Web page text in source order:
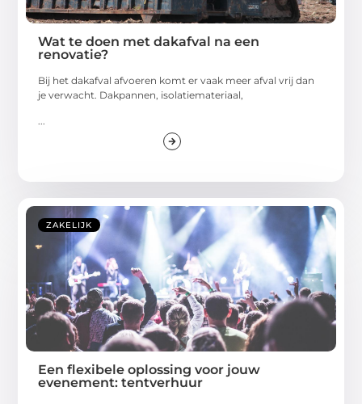
Wat te doen met dakafval na een
renovatie?
Bij het dakafval afvoeren komt er vaak meer afval vrij dan
je verwacht. Dakpannen, isolatiemateriaal,
ZAKELIJK
Een flexibele oplossing voor jouw
evenement: tentverhuur